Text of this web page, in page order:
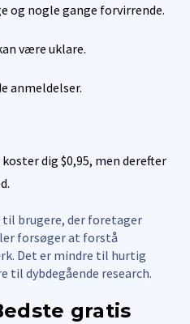
og nogle gange forvirrende.
være uklare.
anmeldelser.
dig $0,95, men derefter
brugere, der foretager
forsøger at forstå
Det er mindre til hurtig
dybdegående research.
gratis